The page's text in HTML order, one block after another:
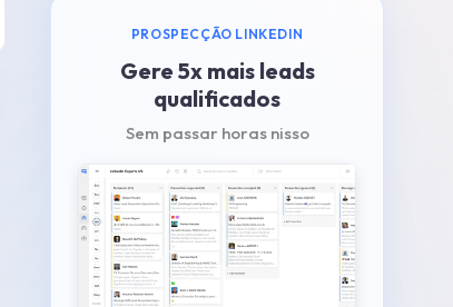
PROSPECÇÃO LINKEDIN
Gere 5x mais leads
qualificados
Sem passar horas nisso